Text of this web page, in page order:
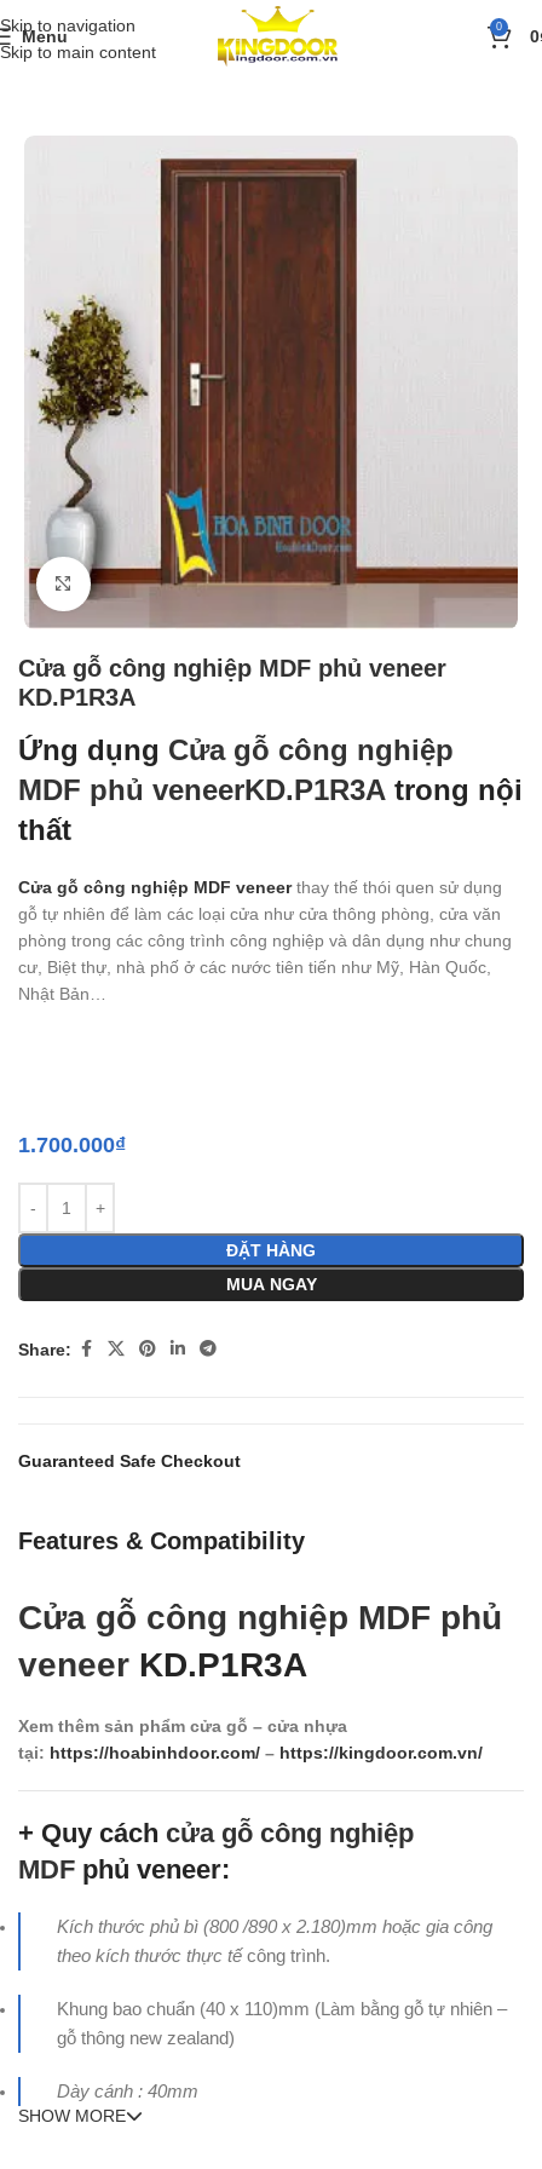
Skip to navigation
Skip to main content
Menu 0 0
Trang chủ» Sản phẩm Cửa gỗ»Cửa gỗ công nghiệp MDF Veneer
Click to enlarge
Cửa gỗ công nghiệp MDF phủ veneer
KD.P1R3A
Ứng dụng Cửa gỗ công nghiệp
MDF phủ veneerKD.P1R3A trong nội
thất
Cửa gỗ công nghiệp MDF veneerthay thế thói quen sử dụng
gỗ tự nhiên để làm các loại cửa như cửa thông phòng, cửa văn
phòng trong các công trình công nghiệp và dân dụng như chung
cư, Biệt thự, nhà phố ở các nước tiên tiến như Mỹ, Hàn Quốc,
Nhật Bản…
1.700.000₫
ĐẶT HÀNG
MUA NGAY
Share:
Guaranteed Safe Checkout
Features & Compatibility
Cửa gỗ công nghiệp MDF phủ
veneer KD.P1R3A
Xem thêm sản phẩm cửa gỗ – cửa nhựa
tại: https://hoabinhdoor.com/ – https://kingdoor.com.vn/
+ Quy cách cửa gỗ công nghiệp
MDF phủ veneer:
Kích thước phủ bì (800 /890 x 2.180)mm hoặc gia công
theo kích thước thực tếcông trình.
Khung bao chuẩn (40 x 110)mm (Làm bằng gỗ tự nhiên –
gỗ thông new zealand)
Dày cánh : 40mm
SHOW MORE